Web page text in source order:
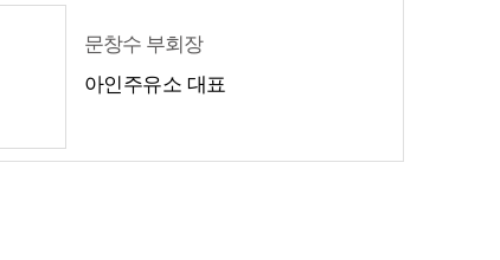
문창수 부회장
아인주유소 대표